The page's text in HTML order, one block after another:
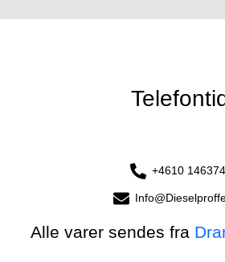
+4610
Alle varer sendes fra